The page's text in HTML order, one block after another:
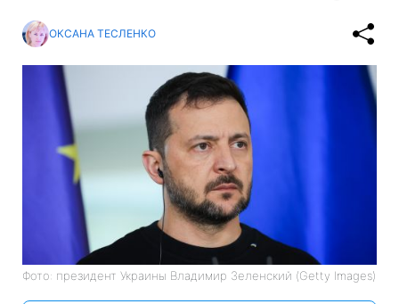
ОКСАНА ТЕСЛЕНКО
Фото: президент Украины Владимир Зеленский (Getty Images)